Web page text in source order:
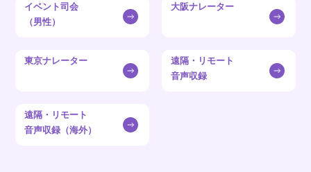
イベント司会
（男性）
大阪ナレーター
東京ナレーター
遠隔・リモート
音声収録
遠隔・リモート
音声収録（海外）